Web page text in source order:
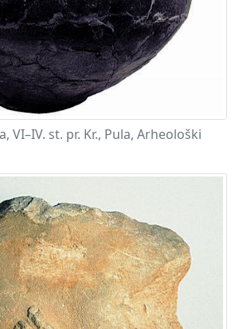
VI–IV. st. pr. Kr., Pula, Arheološki